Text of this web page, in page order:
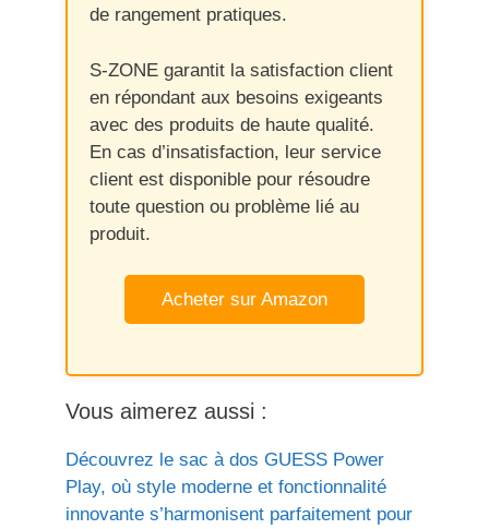
de rangement pratiques.
S-ZONE garantit la satisfaction client
en répondant aux besoins exigeants
avec des produits de haute qualité.
En cas d’insatisfaction, leur service
client est disponible pour résoudre
toute question ou problème lié au
produit.
Acheter sur Amazon
Vous aimerez aussi :
Découvrez le sac à dos GUESS Power
Play, où style moderne et fonctionnalité
innovante s’harmonisent parfaitement pour